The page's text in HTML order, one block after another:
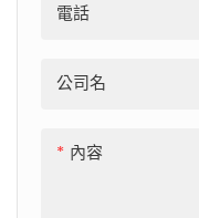
Magsafe 配件
車牌架
電話
公司名
內容